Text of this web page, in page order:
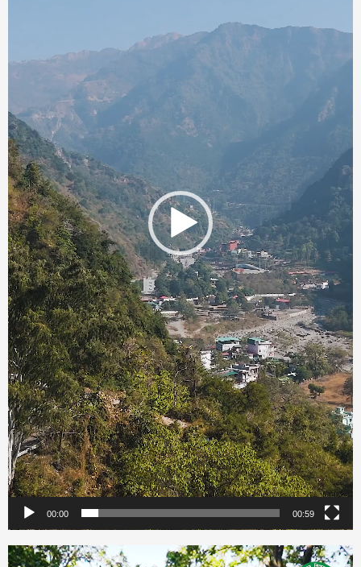
00:00 00:59
Video